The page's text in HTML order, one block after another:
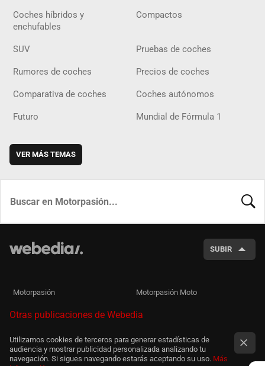
Coches híbridos y
enchufables
Compactos
SUV Pruebas de coches
Rumores de coches Precios de coches
Comparativa de coches Coches autónomos
Futuro Mundial de Fórmula 1
VER MÁS TEMAS
SUBIR
Motorpasión Motorpasión Moto
Otras publicaciones de Webedia
Utilizamos cookies de terceros para generar estadísticas de
audiencia y mostrar publicidad personalizada analizando tu
navegación. Si sigues navegando estarás aceptando su uso. Más